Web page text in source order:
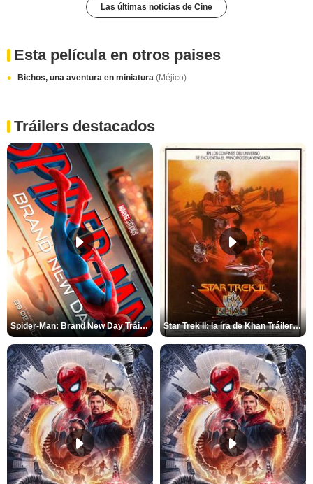
Las últimas noticias de Cine
Esta película en otros paises
Bichos, una aventura en miniatura (Méjico)
Tráilers destacados
Spider-Man: Brand New Day Tráiler (3) Star Trek II: la ira de Khan Tráiler VO